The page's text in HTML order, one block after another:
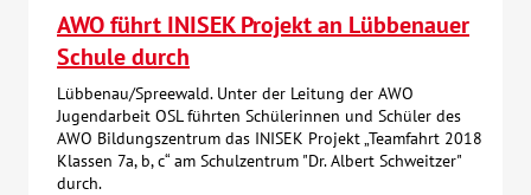
AWO führt INISEK Projekt an Lübbenauer
Schule durch
Lübbenau/Spreewald. Unter der Leitung der AWO
Jugendarbeit OSL führten Schülerinnen und Schüler des
AWO Bildungszentrum das INISEK Projekt „Teamfahrt 2018
Klassen 7a, b, c“ am Schulzentrum "Dr. Albert Schweitzer"
durch.